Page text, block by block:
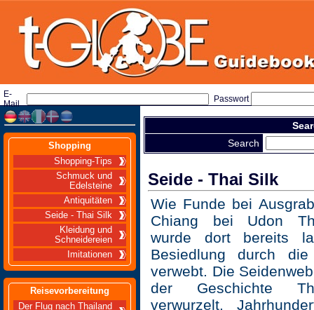
E-
Mail
Passwort
Shopping
Shopping-Tips
Schmuck und
Edelsteine
Antiquitäten
Seide - Thai Silk
Kleidung und
Schneidereien
Imitationen
Reisevorbereitung
Der Flug nach Thailand
Search
Seide - Thai Silk
Wie Funde bei
Chiang bei Udon
wurde dort bereits
Besiedlung durch
verwebt. Die
der Geschichte
verwurzelt.